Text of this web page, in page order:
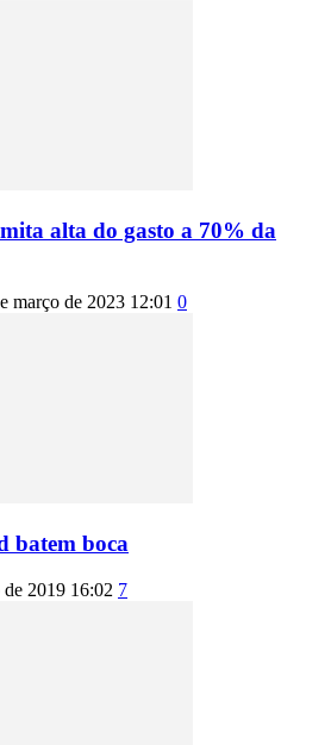
alta do gasto a 70% da
março de 2023 12:01 0
batem boca
2019 16:02 7